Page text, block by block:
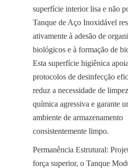
superfície interior lisa e não
Tanque de Aço Inoxidável
ativamente à adesão de
biológicos e à formação de
Esta superfície higiênica apoia
protocolos de desinfecção
reduz a necessidade de
química agressiva e garante
ambiente de armazenamento
consistentemente limpo.
Permanência Estrutural:
força superior, o Tanque